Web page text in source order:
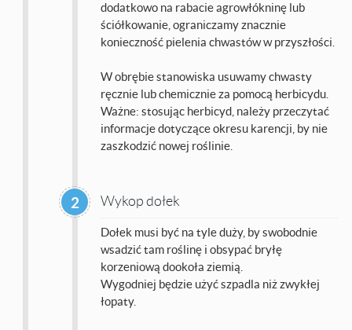
dodatkowo na rabacie agrowłókninę lub
ściółkowanie, ograniczamy znacznie
konieczność pielenia chwastów w przyszłości.
W obrębie stanowiska usuwamy chwasty
ręcznie lub chemicznie za pomocą herbicydu.
Ważne: stosując herbicyd, należy przeczytać
informacje dotyczące okresu karencji, by nie
zaszkodzić nowej roślinie.
2 Wykop dołek
Dołek musi być na tyle duży, by swobodnie
wsadzić tam roślinę i obsypać bryłę
korzeniową dookoła ziemią.
Wygodniej będzie użyć szpadla niż zwykłej
łopaty.